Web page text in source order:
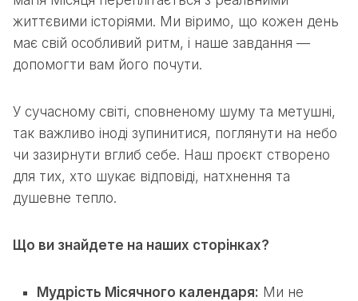
життєвими історіями. Ми віримо, що кожен день
має свій особливий ритм, і наше завдання —
допомогти вам його почути.
У сучасному світі, сповненому шуму та метушні,
так важливо іноді зупинитися, поглянути на небо
чи зазирнути вглиб себе. Наш проєкт створено
для тих, хто шукає відповіді, натхнення та
душевне тепло.
Що ви знайдете на наших сторінках?
Мудрість Місячного календаря: Ми не